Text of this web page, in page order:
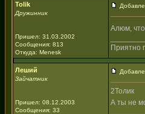
Tolik
Дружинник
Пришел: 31.03.2002
Сообщения: 813
Откуда: Menesk
Алюм,
Приятно
Леший
Зайчатник
Пришел: 08.12.2003
Сообщения: 33
2Толик
А ты не